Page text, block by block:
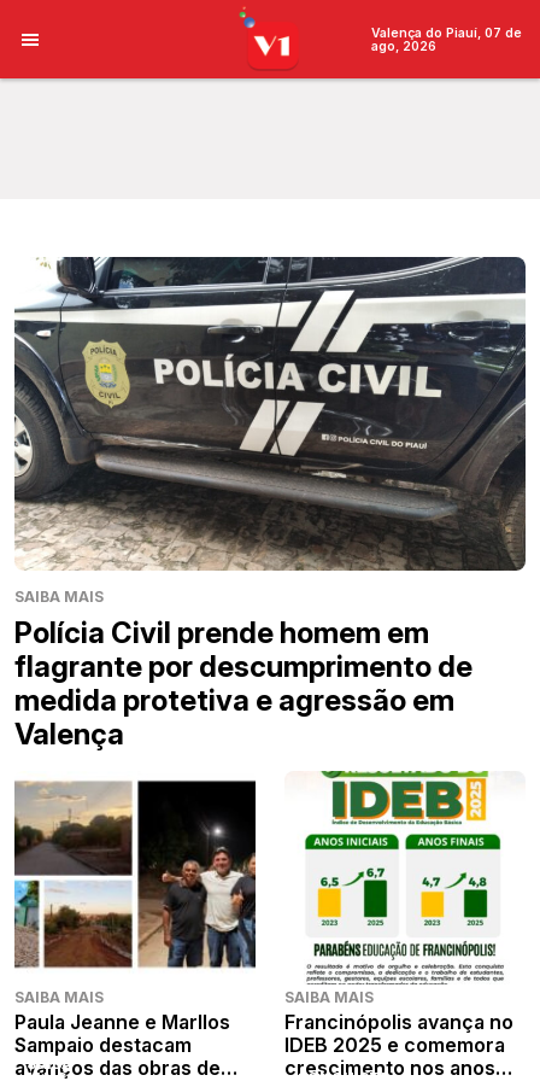
Valença do Piauí, 07 de
ago, 2026
SAIBA MAIS
Polícia Civil prende homem em
flagrante por descumprimento de
medida protetiva e agressão em
Valença
SAIBA MAIS
Paula Jeanne e Marllos
Sampaio destacam
avanços das obras de
SAIBA MAIS
Francinópolis avança no
IDEB 2025 e comemora
crescimento nos anos
SAIBA